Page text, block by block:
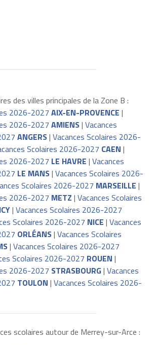
des villes principales de la Zone B :
2026-2027 AIX-EN-PROVENCE |
2026-2027 AMIENS| Vacances
ANGERS| Vacances Scolaires 2026-
Scolaires 2026-2027 CAEN |
2026-2027 LE HAVRE | Vacances
LE MANS| Vacances Scolaires 2026-
Scolaires 2026-2027 MARSEILLE |
2026-2027 METZ | Vacances Scolaires
| Vacances Scolaires 2026-2027
Scolaires 2026-2027 NICE | Vacances
ORLÉANS| Vacances Scolaires
| Vacances Scolaires 2026-2027
Scolaires 2026-2027 ROUEN |
2026-2027 STRASBOURG| Vacances
TOULON | Vacances Scolaires 2026-
scolaires autour de Merrey-sur-Arce :